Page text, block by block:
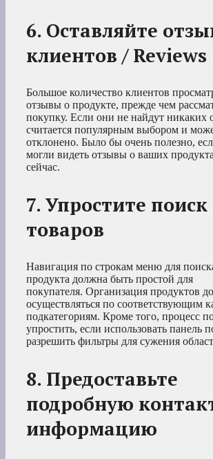
6. Оставляйте
клиентов / Reviews
Большое количество клиентов
отзывы о продукте, прежде чем
покупку. Если они не найдут никаких
считается популярным выбором и
отклонено. Было бы очень полезно,
могли видеть отзывы о ваших
сейчас.
7. Упростите поиск
товаров
Навигация по строкам меню для
продукта должна быть простой для
покупателя. Организация продуктов
осуществляться по соответствующим
подкатегориям. Кроме того, процесс
упростить, если использовать панель
разрешить фильтры для сужения
8. Предоставьте
подробную
информацию